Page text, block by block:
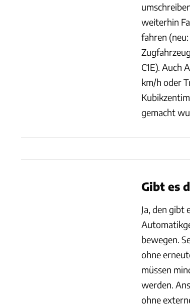
weiterhin
fahren (neu:
C1E). Auch
km/h oder
gemacht
Gibt es
Ja, den gibt
bewegen.
ohne
müssen
werden.
ohne